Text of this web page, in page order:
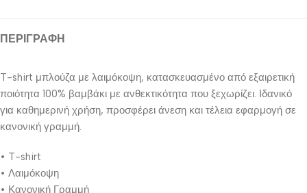
ΠΕΡΙΓΡΑΦΉ
T-shirt μπλούζα με λαιμόκοψη, κατασκευασμένο από εξαιρετική
ποιότητα 100% βαμβάκι με ανθεκτικότητα που ξεχωρίζει. Ιδανικό
για καθημερινή χρήση, προσφέρει άνεση και τέλεια εφαρμογή σε
κανονική γραμμή.
• T-shirt
• Λαιμόκοψη
• Κανονική Γραμμή